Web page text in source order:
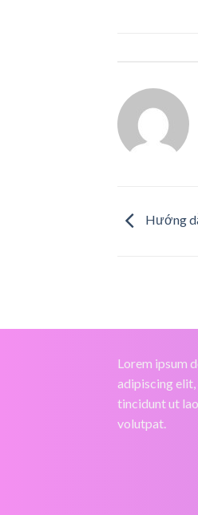
Hướng
Lorem ipsum
adipiscing elit,
tincidunt ut
volutpat.